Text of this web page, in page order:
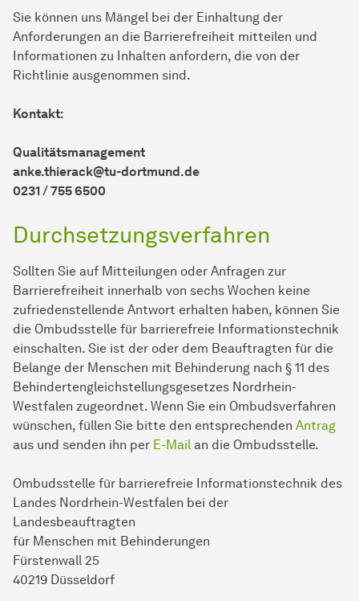
Sie können uns Mängel bei der Einhaltung der
Anforderungen an die Barrierefreiheit mitteilen und
Informationen zu Inhalten anfordern, die von der
Richtlinie ausgenommen sind.
Kontakt:
Qualitätsmanagement
anke.thierack@tu-dortmund.de
0231 / 755 6500
Durchsetzungsverfahren
Sollten Sie auf Mitteilungen oder Anfragen zur
Barrierefreiheit innerhalb von sechs Wochen keine
zufriedenstellende Antwort erhalten haben, können Sie
die Ombudsstelle für barrierefreie Informationstechnik
einschalten. Sie ist der oder dem Beauftragten für die
Belange der Men­schen mit Behinderung nach § 11 des
Behindertengleichstellungsgesetzes Nordrhein-
Westfalen zugeordnet. Wenn Sie ein Ombudsverfahren
wünschen, füllen Sie bitte den entsprechenden Antrag
aus und senden ihn per E-Mail an die Ombudsstelle.
Ombudsstelle für barrierefreie Informationstechnik des
Landes Nordrhein-Westfalen bei der
Landesbeauftragten
für Menschen mit Behinderungen
Fürstenwall 25
40219 Düsseldorf